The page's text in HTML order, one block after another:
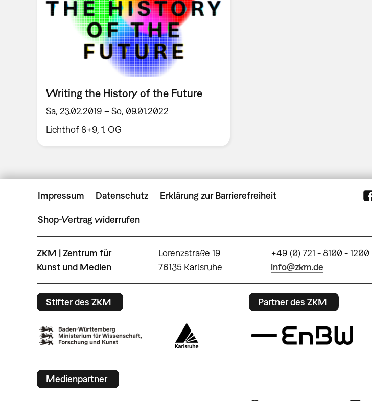
Writing the History of the Future
Sa, 23.02.2019 – So, 09.01.2022
Lichthof 8+9, 1. OG
Impressum Datenschutz Erklärung zur Barrierefreiheit
Shop-Vertrag widerrufen
ZKM | Zentrum für
Kunst und Medien
Lorenzstraße 19
76135 Karlsruhe
+49 (0) 721 - 8100 - 1200
info@zkm.de
Stifter des ZKM Partner des ZKM
Medienpartner